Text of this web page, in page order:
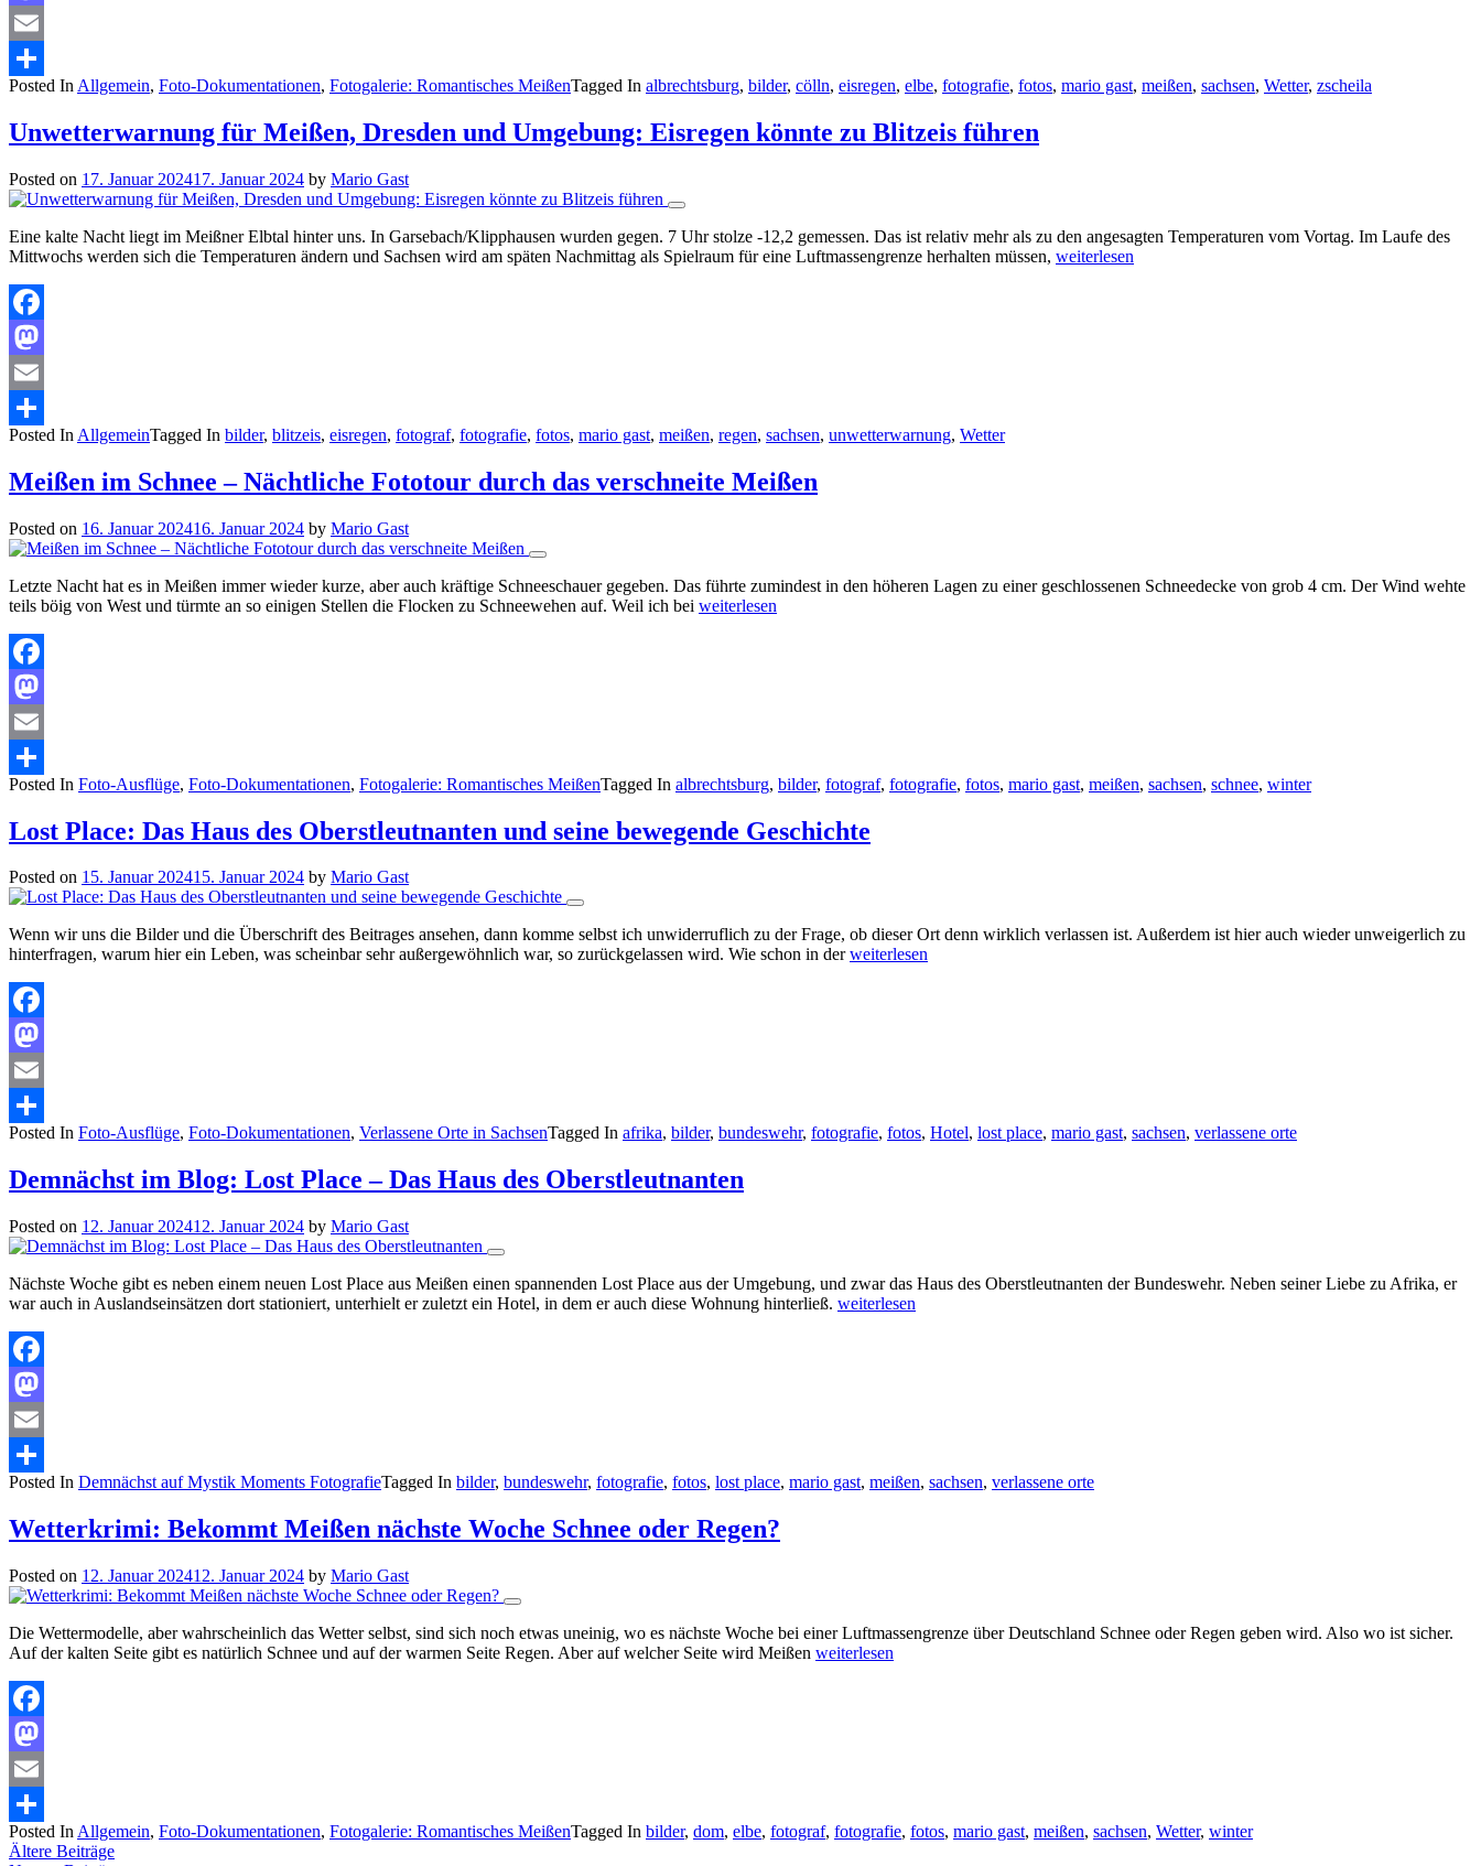
Mastodon
Email
Teilen
Posted In Allgemein, Foto-Dokumentationen, Fotogalerie: Romantisches MeißenTagged In albrechtsburg, bilder, cölln, eisregen, elbe, fotografie, fotos, mario gast, meißen, sachsen, Wetter, zscheila
Unwetterwarnung für Meißen, Dresden und Umgebung: Eisregen könnte zu Blitzeis führen
Posted on 17. Januar 202417. Januar 2024 by Mario Gast
Eine kalte Nacht liegt im Meißner Elbtal hinter uns. In Garsebach/Klipphausen wurden gegen. 7 Uhr stolze -12,2 gemessen. Das ist relativ mehr als zu den angesagten Temperaturen vom Vortag. Im Laufe des
Mittwochs werden sich die Temperaturen ändern und Sachsen wird am späten Nachmittag als Spielraum für eine Luftmassengrenze herhalten müssen, weiterlesen
Facebook
Mastodon
Email
Teilen
Posted In AllgemeinTagged In bilder, blitzeis, eisregen, fotograf, fotografie, fotos, mario gast, meißen, regen, sachsen, unwetterwarnung, Wetter
Meißen im Schnee – Nächtliche Fototour durch das verschneite Meißen
Posted on 16. Januar 202416. Januar 2024 by Mario Gast
Letzte Nacht hat es in Meißen immer wieder kurze, aber auch kräftige Schneeschauer gegeben. Das führte zumindest in den höheren Lagen zu einer geschlossenen Schneedecke von grob 4 cm. Der Wind wehte
teils böig von West und türmte an so einigen Stellen die Flocken zu Schneewehen auf. Weil ich bei weiterlesen
Facebook
Mastodon
Email
Teilen
Posted In Foto-Ausflüge, Foto-Dokumentationen, Fotogalerie: Romantisches MeißenTagged In albrechtsburg, bilder, fotograf, fotografie, fotos, mario gast, meißen, sachsen, schnee, winter
Lost Place: Das Haus des Oberstleutnanten und seine bewegende Geschichte
Posted on 15. Januar 202415. Januar 2024 by Mario Gast
Wenn wir uns die Bilder und die Überschrift des Beitrages ansehen, dann komme selbst ich unwiderruflich zu der Frage, ob dieser Ort denn wirklich verlassen ist. Außerdem ist hier auch wieder unweigerlich zu
hinterfragen, warum hier ein Leben, was scheinbar sehr außergewöhnlich war, so zurückgelassen wird. Wie schon in derweiterlesen
Facebook
Mastodon
Email
Teilen
Posted In Foto-Ausflüge, Foto-Dokumentationen, Verlassene Orte in SachsenTagged In afrika, bilder, bundeswehr, fotografie, fotos, Hotel, lost place, mario gast, sachsen, verlassene orte
Demnächst im Blog: Lost Place – Das Haus des Oberstleutnanten
Posted on 12. Januar 202412. Januar 2024 by Mario Gast
Nächste Woche gibt es neben einem neuen Lost Place aus Meißen einen spannenden Lost Place aus der Umgebung, und zwar das Haus des Oberstleutnanten der Bundeswehr. Neben seiner Liebe zu Afrika, er
war auch in Auslandseinsätzen dort stationiert, unterhielt er zuletzt ein Hotel, in dem er auch diese Wohnung hinterließ. weiterlesen
Facebook
Mastodon
Email
Teilen
Posted In Demnächst auf Mystik Moments FotografieTagged In bilder, bundeswehr, fotografie, fotos, lost place, mario gast, meißen, sachsen, verlassene orte
Wetterkrimi: Bekommt Meißen nächste Woche Schnee oder Regen?
Posted on 12. Januar 202412. Januar 2024 by Mario Gast
Die Wettermodelle, aber wahrscheinlich das Wetter selbst, sind sich noch etwas uneinig, wo es nächste Woche bei einer Luftmassengrenze über Deutschland Schnee oder Regen geben wird. Also wo ist sicher.
Auf der kalten Seite gibt es natürlich Schnee und auf der warmen Seite Regen. Aber auf welcher Seite wird Meißen weiterlesen
Facebook
Mastodon
Email
Teilen
Posted In Allgemein, Foto-Dokumentationen, Fotogalerie: Romantisches MeißenTagged In bilder, dom, elbe, fotograf, fotografie, fotos, mario gast, meißen, sachsen, Wetter, winter
Beitragsnavigation
Ältere Beiträge